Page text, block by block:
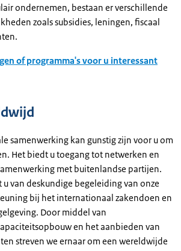
ondernemen, bestaan er verschillende
zoals subsidies, leningen, fiscaal
of programma's voor u interessant
samenwerking kan gunstig zijn voor u om
Het biedt u toegang tot netwerken en
met buitenlandse partijen.
van deskundige begeleiding van onze
bij het internationaal zakendoen en
Door middel van
en het aanbieden van
streven we ernaar om een wereldwijde